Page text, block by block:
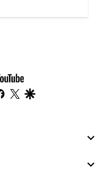
youtube-
footer
facebook
twitter